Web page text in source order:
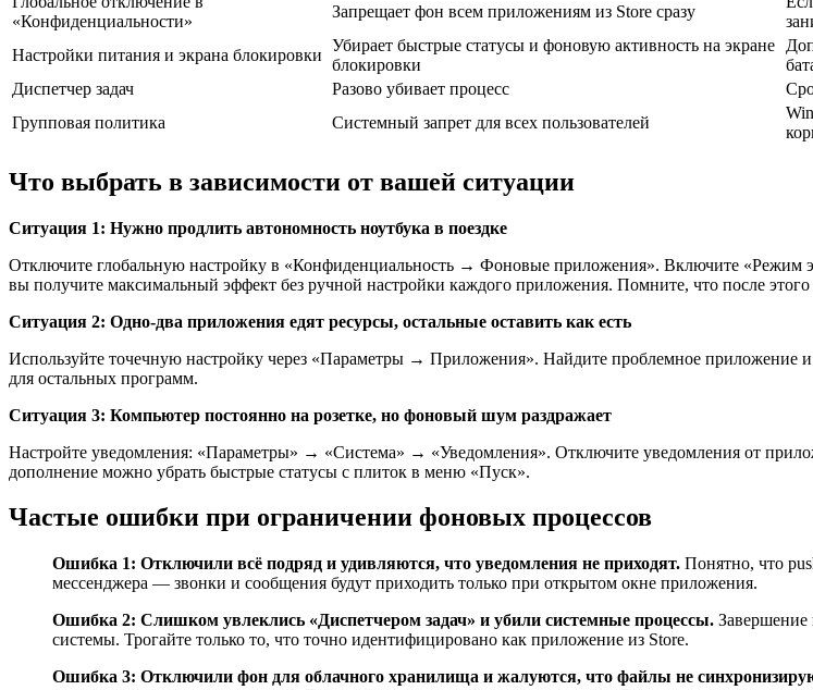
«Конфиденциальности»
Запрещает фон всем приложениям из Store сразу
Настройки питания и экрана блокировки
Убирает быстрые статусы и фоновую активность на экране
блокировки
Диспетчер задач
Разово убивает процесс
Групповая политика
Системный запрет для всех пользователей
Что выбрать в зависимости от вашей ситуации
Ситуация 1: Нужно продлить автономность ноутбука в поездке
Отключите глобальную настройку в «Конфиденциальность → Фоновые приложения». Включите «Режим
вы получите максимальный эффект без ручной настройки каждого приложения. Помните, что после
Ситуация 2: Одно-два приложения едят ресурсы, остальные оставить как есть
Используйте точечную настройку через «Параметры → Приложения». Найдите проблемное приложение
для остальных программ.
Ситуация 3: Компьютер постоянно на розетке, но фоновый шум раздражает
Настройте уведомления: «Параметры» → «Система» → «Уведомления». Отключите уведомления от
дополнение можно убрать быстрые статусы с плиток в меню «Пуск».
Частые ошибки при ограничении фоновых процессов
Ошибка 1: Отключили всё подряд и удивляются, что уведомления не приходят. Понятно, что
мессенджера — звонки и сообщения будут приходить только при открытом окне приложения.
Ошибка 2: Слишком увлеклись «Диспетчером задач» и убили системные процессы. Завершение
системы. Трогайте только то, что точно идентифицировано как приложение из Store.
Ошибка 3: Отключили фон для облачного хранилища и жалуются, что файлы не